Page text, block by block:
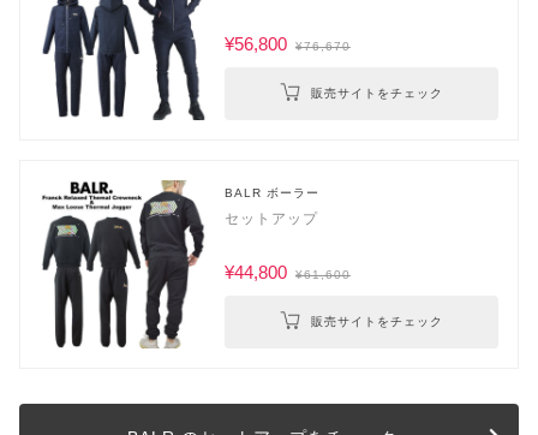
¥56,800 ¥76,670
販売サイトをチェック
BALR ボーラー
セットアップ
¥44,800 ¥61,600
販売サイトをチェック